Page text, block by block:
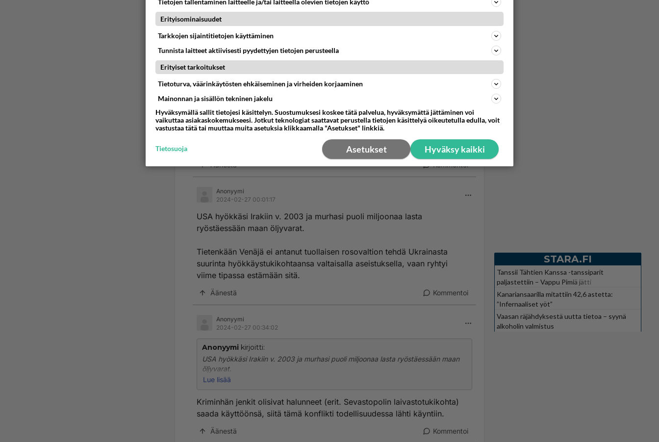
Uskottavuus oli jo Neuvostoliiton ongelma, ja neuvostoväkihän nykyistäkin
Jospa vielä jossain vaiheessa valtaan nousee uusi Gorbatshov. Hänhän
veti neuvostojoukot Afganistanista.
Äänestä
Anonyymi
2024-02-26 23:52:32
tukikohdastaan ympäri planeettaaa...
Äänestä Kommentoi
Anonyymi
2024-02-27 00:01:17
USA hyökkäsi Irakiin v. 2003 ja murhasi puoli miljoonaa lasta
ryöstäessään maan öljyvarat.
Tietenkään Venäjä ei antanut tuollaisen rosovaltion tehdä Ukrainasta
suurinta hyökkäystukikohtaansa valtaisalla aseistuksella, vaan ryhtyi
viime tipassa estämään sitä.
Äänestä Kommentoi
Anonyymi
2024-02-27 00:34:02
Anonyymi kirjoitti:
USA hyökkäsi Irakiin v. 2003 ja murhasi puoli miljoonaa lasta ryöstäessään maan
öljyvarat.
hyökkäystukikohtaansa valtaisalla aseistuksella, vaan ryhtyi viime tipassa
estämään sitä.
Lue lisää
Kriminhän jenkit olisivat halunneet (erit. Sevastopolin laivastotukikohta)
saada käyttöönsä, siitä tämä konflikti todellisuudessa lähti käyntiin.
Äänestä Kommentoi
STARA.FI
Tanssii Tähtien Kanssa -tanssiparit
paljastettiin – Vappu Pimiä jätti
suosikkiohjelman
Kanariansaarilla mitattiin 42,6 astetta:
”Infernaaliset yöt”
Vaasan räjähdyksestä uutta tietoa – syynä
alkoholin valmistus
Tietojen tallentaminen laitteelle ja/tai laitteella olevien tietojen käyttö
Erityisominaisuudet
Tarkkojen sijaintitietojen käyttäminen
Tunnista laitteet aktiivisesti pyydettyjen tietojen perusteella
Erityiset tarkoitukset
Tietoturva, väärinkäytösten ehkäiseminen ja virheiden korjaaminen
Mainonnan ja sisällön tekninen jakelu
Hyväksymällä sallit tietojesi käsittelyn. Suostumuksesi koskee tätä palvelua, hyväksymättä jättäminen voi
vaikuttaa asiakaskokemukseesi. Jotkut teknologiat saattavat perustella tietojen käsittelyä oikeutetulla edulla, voit
vastustaa tätä tai muuttaa muita asetuksia klikkaamalla "Asetukset" linkkiä.
Hyväksy kaikki
Asetukset
Tietosuoja